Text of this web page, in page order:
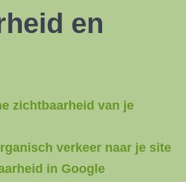
en
zichtbaarheid van je
verkeer naar je site
in Google